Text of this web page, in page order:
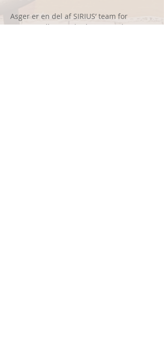
Asger er en del af SIRIUS’ team for
immaterielle rettigheder og tvistløsning